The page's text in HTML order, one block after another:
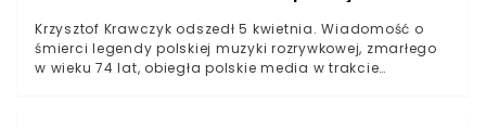
Krzysztof Krawczyk odszedł 5 kwietnia. Wiadomość o
śmierci legendy polskiej muzyki rozrywkowej, zmarłego
w wieku 74 lat, obiegła polskie media w trakcie